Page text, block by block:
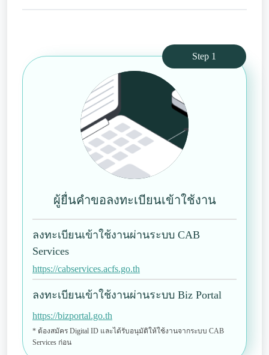
Step 1
ผู้ยื่นคำขอลงทะเบียนเข้าใช้งาน
ลงทะเบียนเข้าใช้งานผ่านระบบ CAB
Services
https://cabservices.acfs.go.th
ลงทะเบียนเข้าใช้งานผ่านระบบ Biz Portal
https://bizportal.go.th
* ต้องสมัคร Digital ID และได้รับอนุมัติให้ใช้งานจากระบบ CAB
Services ก่อน